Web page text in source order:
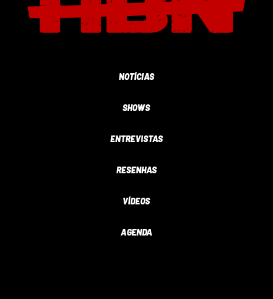
NOTÍCIAS
SHOWS
ENTREVISTAS
RESENHAS
VÍDEOS
AGENDA